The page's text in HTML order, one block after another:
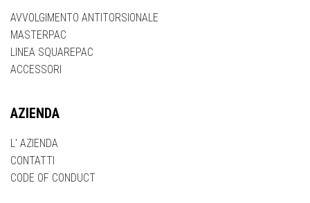
AVVOLGIMENTO ANTITORSIONALE
MASTERPAC
LINEA SQUAREPAC
ACCESSORI
AZIENDA
L' AZIENDA
CONTATTI
CODE OF CONDUCT